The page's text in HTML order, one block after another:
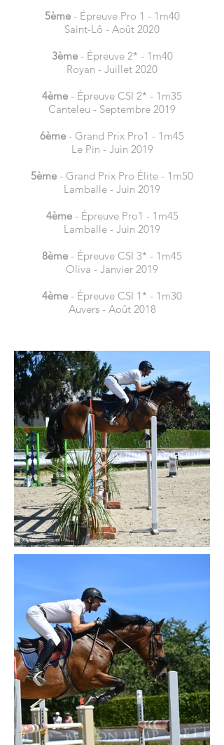
5ème- Épreuve Pro 1 - 1m40
Saint-Lô - Août 2020
3ème- Épreuve 2* - 1m40
Royan - Juillet 2020
4ème - Épreuve CSI 2* - 1m35
Canteleu - Septembre 2019
6ème - Grand Prix Pro1 - 1m45
Le Pin - Juin 2019
5ème - Grand Prix Pro Élite - 1m50
Lamballe - Juin 2019
4ème- Épreuve Pro1 - 1m45
Lamballe - Juin 2019
8ème - Épreuve CSI 3* - 1m45
Oliva - Janvier 2019
4ème - Épreuve CSI 1* - 1m30
Auvers - Août 2018